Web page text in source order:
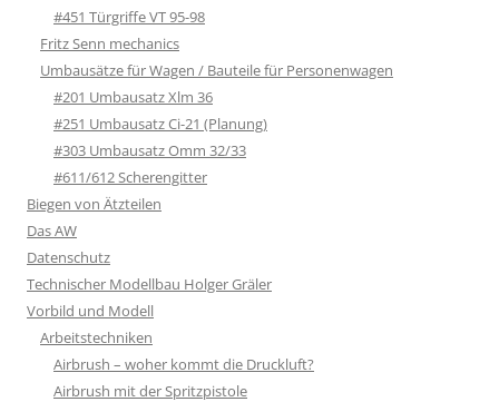
#451 Türgriffe VT 95-98
Fritz Senn mechanics
Umbausätze für Wagen / Bauteile für Personenwagen
#201 Umbausatz Xlm 36
#251 Umbausatz Ci-21 (Planung)
#303 Umbausatz Omm 32/33
#611/612 Scherengitter
Biegen von Ätzteilen
Das AW
Datenschutz
Technischer Modellbau Holger Gräler
Vorbild und Modell
Arbeitstechniken
Airbrush – woher kommt die Druckluft?
Airbrush mit der Spritzpistole